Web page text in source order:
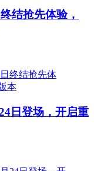
结抢先体验，
日登场，开启重